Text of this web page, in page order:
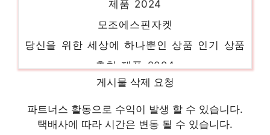
모조에스핀자켓
당신을 위한 세상에 하나뿐인 상품 인기 상품
추천 제품 2024
르샵원피스
추천 제품 2024
게시물 삭제 요청
파트너스 활동으로 수익이 발생 할 수 있습니다.
택배사에 따라 시간은 변동 될 수 있습니다.